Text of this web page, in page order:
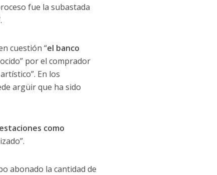
fue la subastada
cuestión “el banco
por el comprador
En los
argüir que ha sido
como
abonado la cantidad de